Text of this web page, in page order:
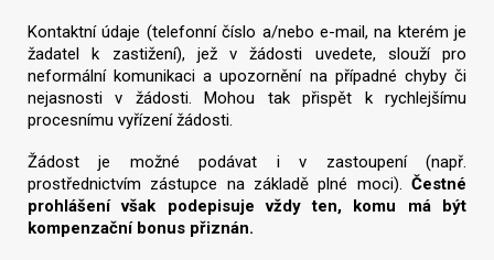
Kontaktní údaje (telefonní číslo a/nebo e-mail, na kterém je
žadatel k zastižení), jež v žádosti uvedete, slouží pro
neformální komunikaci a upozornění na případné chyby či
nejasnosti v žádosti. Mohou tak přispět k rychlejšímu
procesnímu vyřízení žádosti.
Žádost je možné podávat i v zastoupení (např.
prostřednictvím zástupce na základě plné moci). Čestné
prohlášení však podepisuje vždy ten, komu má být
kompenzační bonus přiznán.